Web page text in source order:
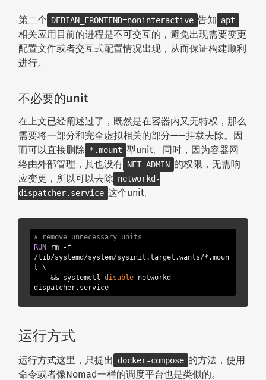
第二个 DEBIAN_FRONTEND=noninteractive 告知 apt
相关应用目前的进程是不可交互的，避免出现需要变更
配置文件或者交互式配置情况出现，从而保证构建顺利
进行。
不必要的unit
在上文已经阐述过了，既然是在容器内又无特权，那么
需要将一部分和完全虚拟相关的部分——挂载去除。因
而可以直接删除 *.mount 型unit。同时，因为容器网
络由外部管理，其也没有 NET_ADMIN 的权限，无需响
应变更，所以可以去除 networkd-
dispatcher.service 这个unit。
# remove unnecessary units
RUN rm -f
/lib/systemd/system/sysinit.target.wants/*.moun
t \
    && systemctl
disable networkd-
dispatcher.service
运行方式
运行方式这里，只提出 docker-compose 的方法，使用
命令或者像Nomad一样的调度平台也是类似的。